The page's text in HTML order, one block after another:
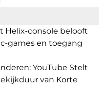
Helix-console belooft
games en toegang
YouTube Stelt
van Korte